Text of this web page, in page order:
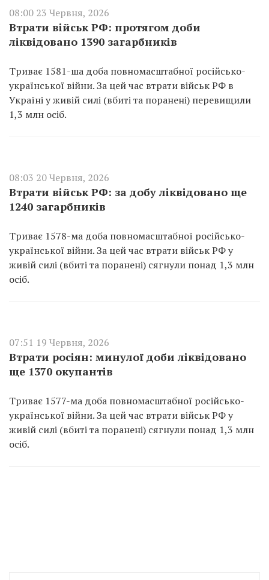
08:00 23 Червня, 2026
Втрати військ РФ: протягом доби
ліквідовано 1390 загарбників
Триває 1581-ша доба повномасштабної російсько-
української війни. За цей час втрати військ РФ в
Україні у живій силі (вбиті та поранені) перевищили
1,3 млн осіб.
08:03 20 Червня, 2026
Втрати військ РФ: за добу ліквідовано ще
1240 загарбників
Триває 1578-ма доба повномасштабної російсько-
української війни. За цей час втрати військ РФ у
живій силі (вбиті та поранені) сягнули понад 1,3 млн
осіб.
07:51 19 Червня, 2026
Втрати росіян: минулої доби ліквідовано
ще 1370 окупантів
Триває 1577-ма доба повномасштабної російсько-
української війни. За цей час втрати військ РФ у
живій силі (вбиті та поранені) сягнули понад 1,3 млн
осіб.